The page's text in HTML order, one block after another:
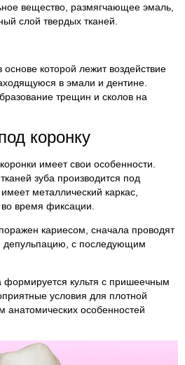
вещество, размягчающее эмаль,
слой твердых тканей.
основе которой лежит воздействие
в эмали и дентине.
трещин и сколов на
коронку
имеет свои особенности.
зуба производится под
металлический каркас,
время фиксации.
кариесом, сначала проводят
депульпацию, с последующим
формируется культя с пришеечным
условия для плотной
анатомических особенностей